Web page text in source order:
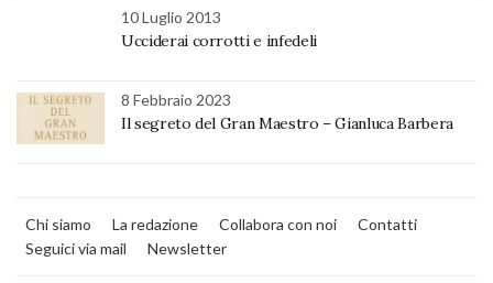
10 Luglio 2013
Ucciderai corrotti e infedeli
8 Febbraio 2023
Il segreto del Gran Maestro – Gianluca Barbera
Chi siamo La redazione Collabora con noi
Contatti
Seguici via mail
Newsletter